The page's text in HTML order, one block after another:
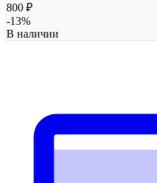
800 ₽
-13%
В наличии